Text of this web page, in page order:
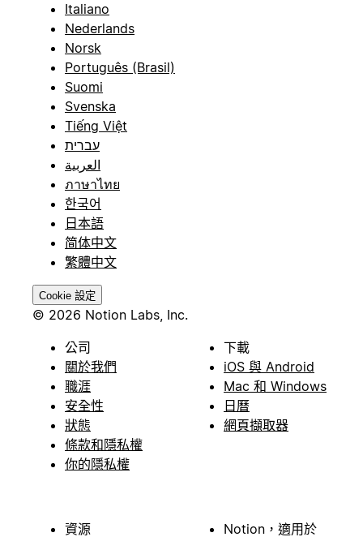
Italiano
Nederlands
Norsk
Português (Brasil)
Suomi
Svenska
Tiếng Việt
עברית
العربية
ภาษาไทย
한국어
日本語
简体中文
繁體中文
Cookie 設定
© 2026 Notion Labs, Inc.
公司
關於我們
職涯
安全性
狀態
條款和隱私權
你的隱私權
下載
iOS 與 Android
Mac 和 Windows
日曆
網頁擷取器
資源 Notion，適用於